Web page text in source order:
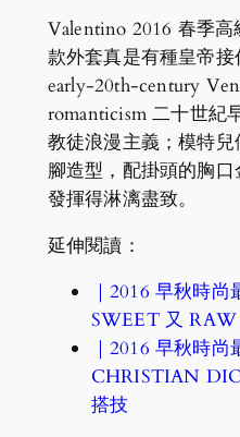
Valentino 2016 春季
款外套真是有種皇帝
early-20th-century
romanticism 二十世紀
教徒浪漫主義；模特
腳造型，配掛頭的胸
發揮得淋漓盡致。
延伸閱讀：
｜2016 早秋時
SWEET 又
｜2016 早秋時
CHRISTIAN
搭技